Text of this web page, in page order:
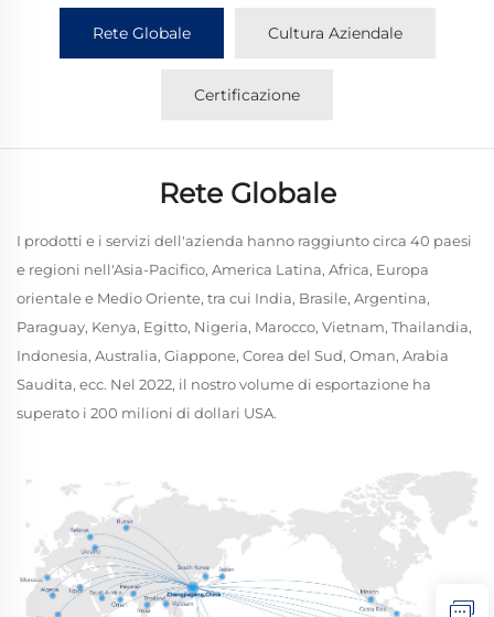
Rete Globale Cultura Aziendale
Certificazione
Rete Globale
I prodotti e i servizi dell'azienda hanno raggiunto circa 40 paesi
e regioni nell'Asia-Pacifico, America Latina, Africa, Europa
orientale e Medio Oriente, tra cui India, Brasile, Argentina,
Paraguay, Kenya, Egitto, Nigeria, Marocco, Vietnam, Thailandia,
Indonesia, Australia, Giappone, Corea del Sud, Oman, Arabia
Saudita, ecc. Nel 2022, il nostro volume di esportazione ha
superato i 200 milioni di dollari USA.